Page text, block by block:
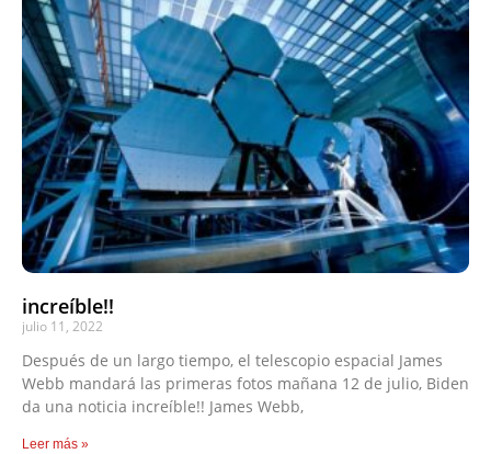
increíble!!
julio 11, 2022
Después de un largo tiempo, el telescopio espacial James
Webb mandará las primeras fotos mañana 12 de julio, Biden
da una noticia increíble!! James Webb,
Leer más »